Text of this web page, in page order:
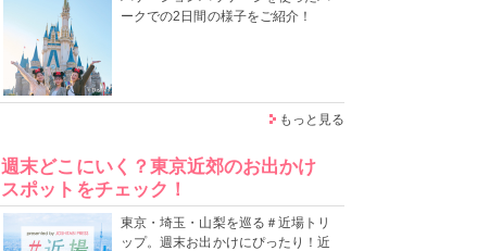
ークでの2日間の様子をご紹介！
もっと見る
週末どこにいく？東京近郊のお出かけ
スポットをチェック！
東京・埼玉・山梨を巡る＃近場トリ
ップ。週末お出かけにぴったり！近